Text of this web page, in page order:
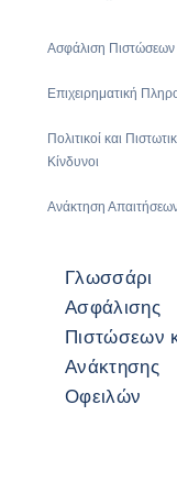
Ασφάλιση Πιστώσεων
Επιχειρηματική
Πολιτικοί και
Κίνδυνοι
Ανάκτηση
Γλωσσάρι
Ασφάλισης
Πιστώσεων
Ανάκτησης
Οφειλών